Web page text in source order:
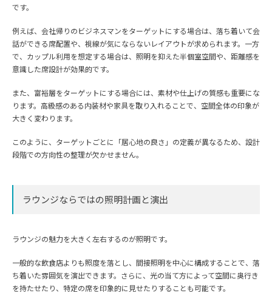
です。
例えば、会社帰りのビジネスマンをターゲットにする場合は、落ち着いて会
話ができる席配置や、視線が気にならないレイアウトが求められます。一方
で、カップル利用を想定する場合は、照明を抑えた半個室空間や、距離感を
意識した席設計が効果的です。
また、富裕層をターゲットにする場合には、素材や仕上げの質感も重要にな
ります。高級感のある内装材や家具を取り入れることで、空間全体の印象が
大きく変わります。
このように、ターゲットごとに「居心地の良さ」の定義が異なるため、設計
段階での方向性の整理が欠かせません。
ラウンジならではの照明計画と演出
ラウンジの魅力を大きく左右するのが照明です。
一般的な飲食店よりも照度を落とし、間接照明を中心に構成することで、落
ち着いた雰囲気を演出できます。さらに、光の当て方によって空間に奥行き
を持たせたり、特定の席を印象的に見せたりすることも可能です。